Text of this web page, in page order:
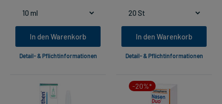
In den Warenkorb
Detail- & Pflichtinformationen
In den Warenkorb
Detail- & Pflichtinformationen
-20%*